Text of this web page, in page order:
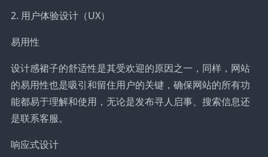
2. 用户体验设计（UX）
易用性
设计感裙子的舒适性是其受欢迎的原因之一，同样，网站
的易用性也是吸引和留住用户的关键，确保网站的所有功
能都易于理解和使用，无论是发布寻人启事、搜索信息还
是联系客服。
响应式设计